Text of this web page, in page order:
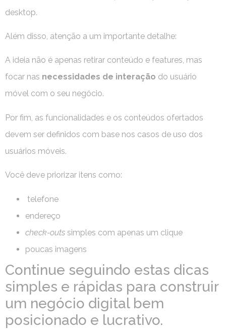
desktop.
Além disso, atenção a um importante detalhe:
A ideia não é apenas retirar conteúdo e features, mas
focar nas necessidades de interação do usuário
móvel com o seu negócio.
Por fim, as funcionalidades e os conteúdos ofertados
devem ser definidos com base nos casos de uso dos
usuários móveis.
Você deve priorizar itens como:
telefone
endereço
check-outs simples com apenas um clique
poucas imagens
Continue seguindo estas dicas
simples e rápidas para construir
um negócio digital bem
posicionado e lucrativo.